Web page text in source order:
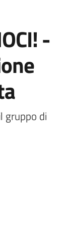
-
gruppo di